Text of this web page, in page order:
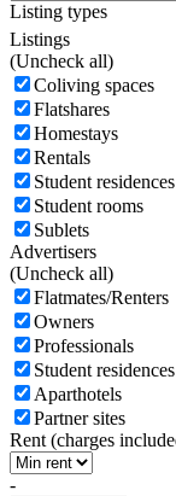
Listing types
Listings
(Uncheck all)
Coliving spaces
Flatshares
Homestays
Rentals
Student residences
Student rooms
Sublets
Advertisers
(Uncheck all)
Flatmates/Renters
Owners
Professionals
Student residences
Aparthotels
Partner sites
Rent (charges
-